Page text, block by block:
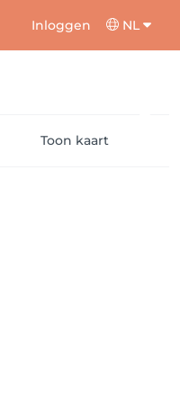
Inloggen NL
Toon kaart